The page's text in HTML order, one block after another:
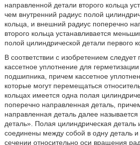
направленной детали второго кольца
чем внутренний радиус полой
кольца, и внешний радиус поперечно
второго кольца устанавливается
полой цилиндрической детали первого
В соответствии с изобретением
кассетное уплотнение для
подшипника, причем кассетное
которые могут перемещаться
кольцах имеется одна полая
поперечно направленная деталь,
направленная деталь далее
деталь». Полая цилиндрическая деталь
соединены между собой в одну деталь
сечении относительно оси вращения